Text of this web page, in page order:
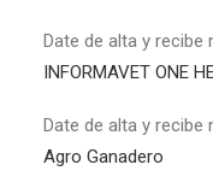
Date de alta y recibe
INFORMAVET ONE
Date de alta y recibe
Agro Ganadero